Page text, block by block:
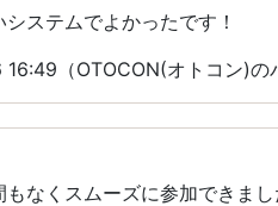
ステムでよかったです！
（OTOCON(オトコン)の
なくスムーズに参加できまし